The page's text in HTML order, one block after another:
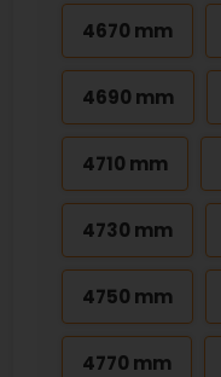
4670 mm
4690 mm
4710 mm
4730 mm
4750 mm
4770 mm